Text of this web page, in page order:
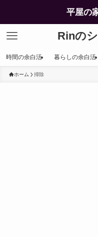
平屋の
Rinの
時間の余白活 暮らしの余白活
ホーム 掃除